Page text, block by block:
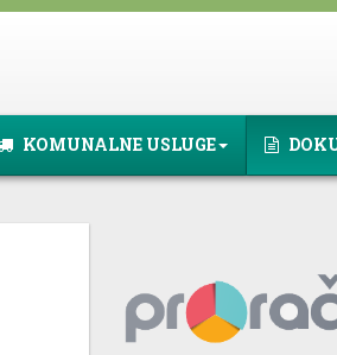
KOMUNALNE USLUGE